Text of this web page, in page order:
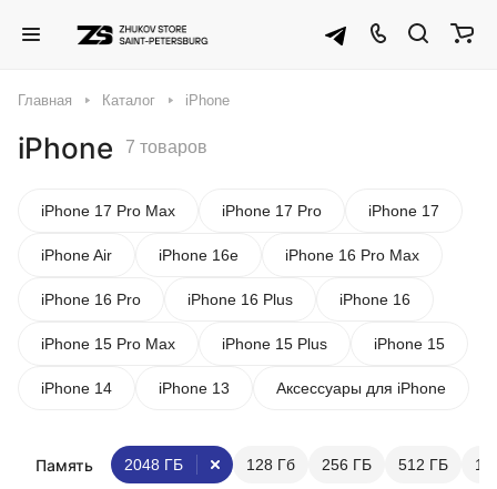
Главная Каталог iPhone
iPhone 7 товаров
iPhone 17 Pro Max iPhone 17 Pro iPhone 17
iPhone Air iPhone 16e iPhone 16 Pro Max
iPhone 16 Pro iPhone 16 Plus iPhone 16
iPhone 15 Pro Max iPhone 15 Plus iPhone 15
iPhone 14 iPhone 13 Аксессуары для iPhone
Память 128 Гб 256 ГБ 512 ГБ
2048 ГБ